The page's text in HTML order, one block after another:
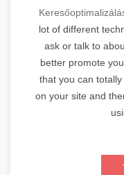
lot of different
ask or talk to
better promote
that you can
on your site and